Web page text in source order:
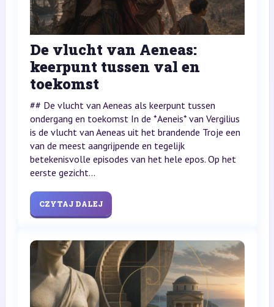
De vlucht van Aeneas:
keerpunt tussen val en
toekomst
## De vlucht van Aeneas als keerpunt tussen
ondergang en toekomst In de *Aeneis* van Vergilius
is de vlucht van Aeneas uit het brandende Troje een
van de meest aangrijpende en tegelijk
betekenisvolle episodes van het hele epos. Op het
eerste gezicht...
CZYTAJ DALEJ